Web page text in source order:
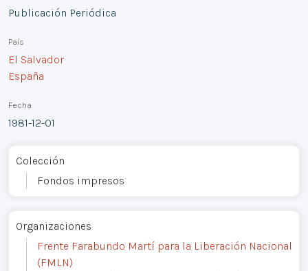
Publicación Periódica
País
El Salvador
España
Fecha
1981-12-01
Colección
Fondos impresos
Organizaciones
Frente Farabundo Martí para la Liberación Nacional
(FMLN)